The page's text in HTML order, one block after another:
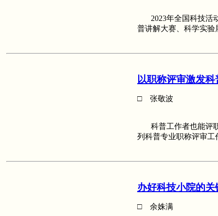
2023年全国科技活
普讲解大赛、科学实
以职称评审激发科
□ 张敬波
科普工作者也能评职
列科普专业职称评审
办好科技小院的关
□ 余姝满